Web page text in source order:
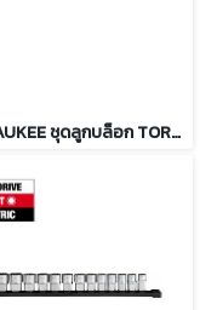
MILWAUKEE ชุดลูกบล็อก TORX แกน 1/4", 3/8" และ 1/2" รุ่น 48-22-9570